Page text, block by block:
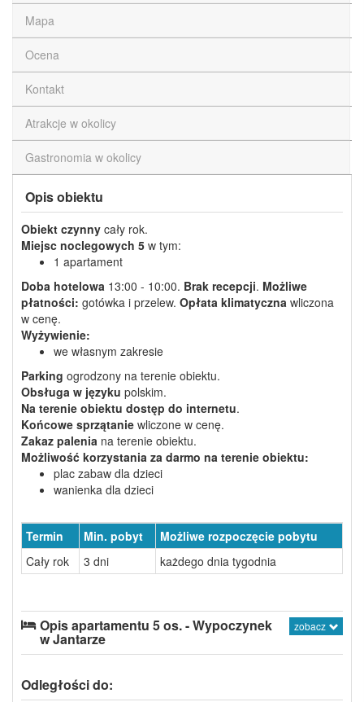
Mapa
Ocena
Kontakt
Atrakcje w okolicy
Gastronomia w okolicy
Opis obiektu
Obiekt czynny cały rok.
Miejsc noclegowych 5 w tym:
1 apartament
Doba hotelowa 13:00 - 10:00. Brak recepcji. Możliwe
płatności: gotówka i przelew. Opłata klimatyczna wliczona
w cenę.
Wyżywienie:
we własnym zakresie
Parking ogrodzony na terenie obiektu.
Obsługa w języku polskim.
Na terenie obiektu dostęp do internetu.
Końcowe sprzątanie wliczone w cenę.
Zakaz palenia na terenie obiektu.
Możliwość korzystania za darmo na terenie obiektu:
plac zabaw dla dzieci
wanienka dla dzieci
Termin Min. pobyt
Możliwe rozpoczęcie pobytu
Cały rok
3 dni każdego dnia tygodnia
Opis apartamentu 5 os. - Wypoczynek
w Jantarze
zobacz
Odległości do: